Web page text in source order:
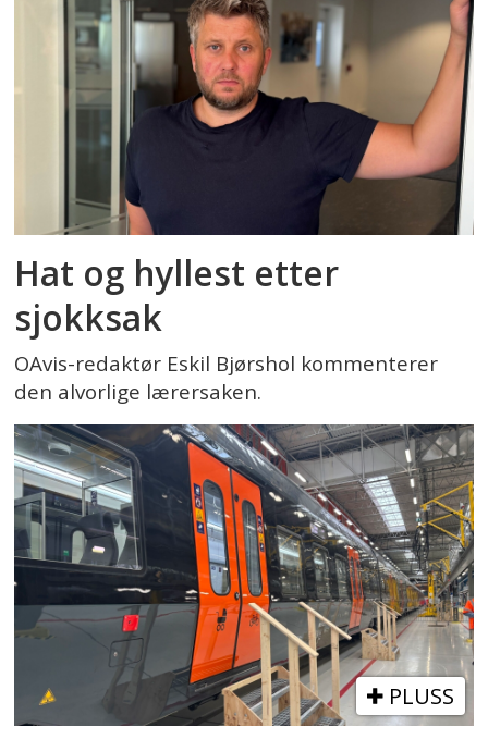
Hat og hyllest etter
sjokksak
OAvis-redaktør Eskil Bjørshol kommenterer
den alvorlige lærersaken.
PLUSS